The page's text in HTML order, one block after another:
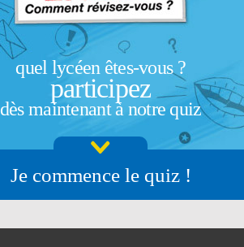
quel lycéen êtes-vous ?
participez
dès maintenant à notre quiz
Je commence le quiz !